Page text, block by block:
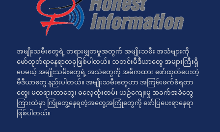
အမျိုးသမီးတွေရဲ့ တရားမျှတမှုအတွက် အမျိုးသမီး အသံများကို
ဖော်ထုတ်ရာနေရာတခုဖြစ်ပါတယ်။ သတင်းမီဒီယာတွေ အများကြီးရှိ
ပေမယ့် အမျိုးသမီးတွေရဲ့ အသံတွေကို အဓိကထား ဖော်ထုတ်ပေးတဲ့
မီဒီယာတွေ နည်းပါတယ်။ အမျိုးသမီးတွေဟာ အကြမ်းဖက်ခံရတာ
တွေ၊ မတရားတာတွေ၊ ဓလေ့ထုံးတမ်း ယဉ်ကျေးမှု အခက်အခဲတွေ
ကြားထဲမှာ ကြုံတွေ့နေရတဲ့အတွေ့အကြုံတွေကို ဖော်ပြပေးရာနေရာ
ဖြစ်ပါတယ်။